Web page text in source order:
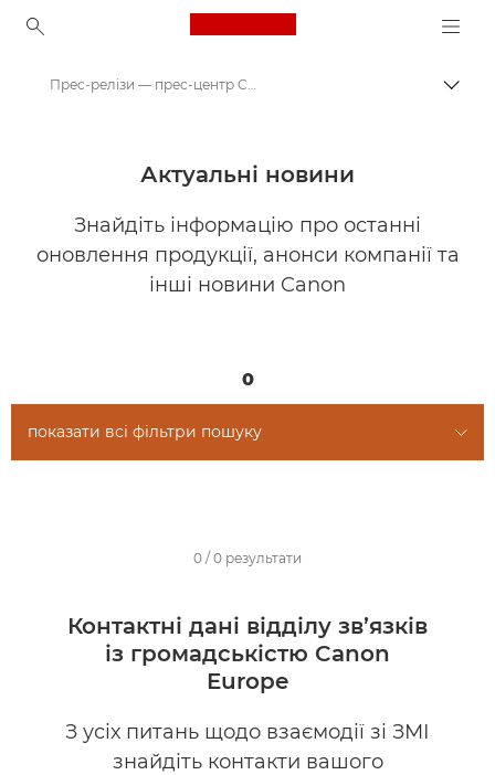
Canon Logo, back to
Прес-центр Canon
Прес-релізи — прес-центр Canon
Актуальні новини
Знайдіть інформацію про останні
оновлення продукції, анонси компанії та
інші новини Canon
0
показати всі фільтри пошуку
0 / 0 результати
Контактні дані відділу зв’язків
із громадськістю Canon
Europe
З усіх питань щодо взаємодії зі ЗМІ
знайдіть контакти вашого